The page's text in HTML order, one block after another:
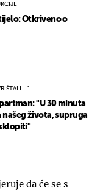
Otkriveno o
"U 30 minuta
našeg života, supruga
da će se s